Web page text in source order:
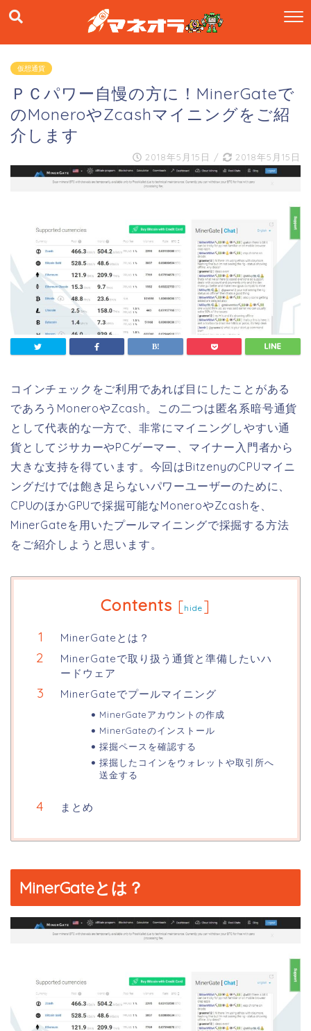
仮想通貨
ＰＣパワー自慢の方に！MinerGateで
のMoneroやZcashマイニングをご紹
介します
2018年5月15日 / 2018年5月15日
コインチェックをご利用であれば目にしたことがある
であろうMoneroやZcash。この二つは匿名系暗号通貨
として代表的な一方で、非常にマイニングしやすい通
貨としてジサカーやPCゲーマー、マイナー入門者から
大きな支持を得ています。今回はBitzenyのCPUマイニ
ングだけでは飽き足らないパワーユーザーのために、
CPUのほかGPUで採掘可能なMoneroやZcashを、
MinerGateを用いたプールマイニングで採掘する方法
をご紹介しようと思います。
Contents [hide ]
MinerGateとは？
MinerGateで取り扱う通貨と準備したいハ
ードウェア
MinerGateでプールマイニング
MinerGateアカウントの作成
MinerGateのインストール
採掘ペースを確認する
採掘したコインをウォレットや取引所へ
送金する
まとめ
MinerGateとは？